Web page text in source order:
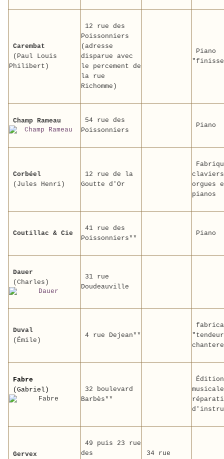
Carembat
(Paul Louis
Philibert)
12 rue des
Poissonniers
(adresse
disparue avec
le percement de
la rue
Richomme)
Piano
Champ Rameau
54 rue des
Poissonniers
Piano
Corbéel
(Jules Henri)
12 rue de la
Goutte d'Or
orgues
pianos
Coutillac & Cie
41 rue des
Poissonniers**
Piano
Dauer
(Charles)
31 rue
Doudeauville
Duval
(Émile)
4 rue Dejean**
Fabre
(Gabriel)
32 boulevard
Barbès**
Édition
Gervex
49 puis 23 rue
des
34 rue